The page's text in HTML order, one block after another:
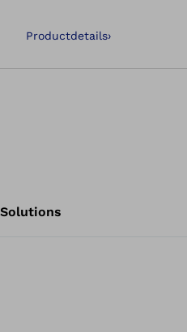
Productdetails›
Solutions